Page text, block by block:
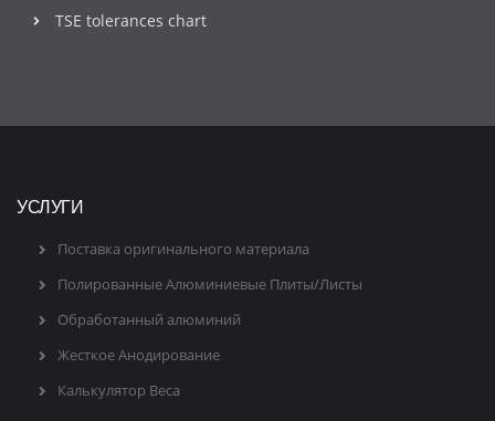
TSE tolerances chart
УСЛУГИ
Поставка оригинального материала
Полированные Алюминиевые Плиты/Листы
Обработанный алюминий
Жесткое Анодирование
Калькулятор Веса